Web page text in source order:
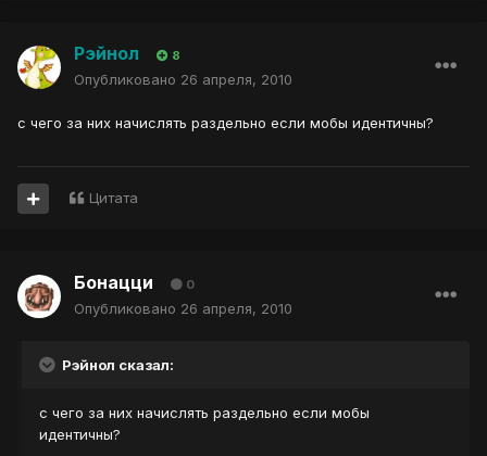
Рэйнол 8
Опубликовано 26 апреля, 2010
с чего за них начислять раздельно если мобы идентичны?
Цитата
Бонацци 0
Опубликовано 26 апреля, 2010
Рэйнол сказал:
с чего за них начислять раздельно если мобы
идентичны?